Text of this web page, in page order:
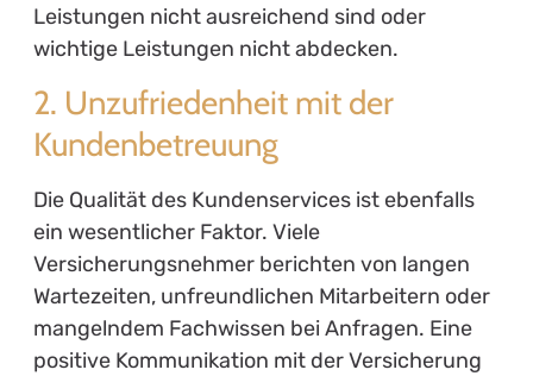
Leistungen nicht ausreichend sind oder
wichtige Leistungen nicht abdecken.
2. Unzufriedenheit mit der
Kundenbetreuung
Die Qualität des Kundenservices ist ebenfalls
ein wesentlicher Faktor. Viele
Versicherungsnehmer berichten von langen
Wartezeiten, unfreundlichen Mitarbeitern oder
mangelndem Fachwissen bei Anfragen. Eine
positive Kommunikation mit der Versicherung